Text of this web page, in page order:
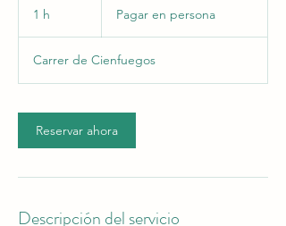
1 h
persona
Pagar en persona
Carrer de Cienfuegos
Reservar ahora
Descripción del servicio